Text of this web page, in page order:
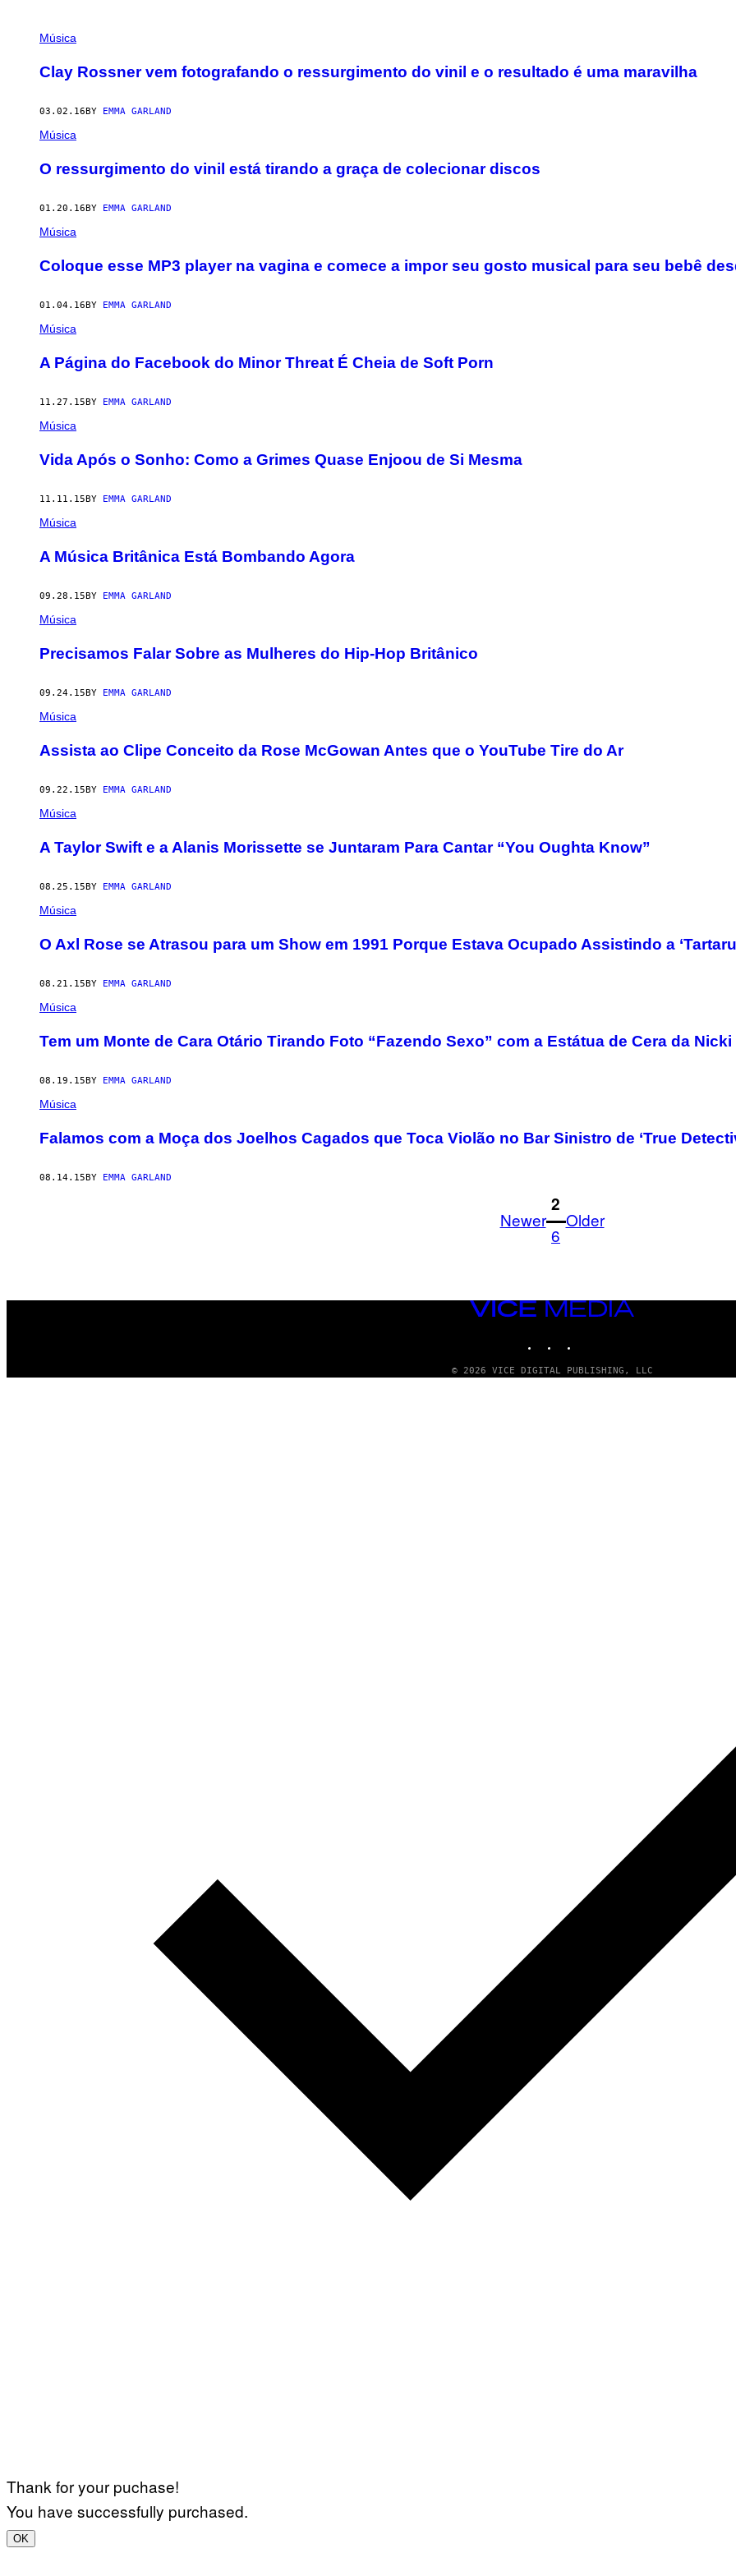
POSTS
BY
THIS
AUTHOR
Música
Clay Rossner vem fotografando o ressurgimento do vinil e o resultado é uma maravilha
03.02.16 BY EMMA GARLAND
Música
O ressurgimento do vinil está tirando a graça de colecionar discos
01.20.16 BY EMMA GARLAND
Música
Coloque esse MP3 player na vagina e comece a impor seu gosto musical para seu bebê
01.04.16 BY EMMA GARLAND
Música
A Página do Facebook do Minor Threat É Cheia de Soft Porn
11.27.15 BY EMMA GARLAND
Música
Vida Após o Sonho: Como a Grimes Quase Enjoou de Si Mesma
11.11.15 BY EMMA GARLAND
Música
A Música Britânica Está Bombando Agora
09.28.15 BY EMMA GARLAND
Música
Precisamos Falar Sobre as Mulheres do Hip-Hop Britânico
09.24.15 BY EMMA GARLAND
Música
Assista ao Clipe Conceito da Rose McGowan Antes que o YouTube Tire do Ar
09.22.15 BY EMMA GARLAND
Música
A Taylor Swift e a Alanis Morissette se Juntaram Para Cantar “You Oughta Know”
08.25.15 BY EMMA GARLAND
Música
O Axl Rose se Atrasou para um Show em 1991 Porque Estava Ocupado Assistindo a
08.21.15 BY EMMA GARLAND
Música
Tem um Monte de Cara Otário Tirando Foto “Fazendo Sexo” com a Estátua de Cera da Nicki
08.19.15 BY EMMA GARLAND
Música
Falamos com a Moça dos Joelhos Cagados que Toca Violão no Bar Sinistro de ‘True
08.14.15 BY EMMA GARLAND
Newer
1
2
6
Older
VICE
© 2026 VICE DIGITAL PUBLISHING, LLC
Thank for your puchase!
You have successfully purchased.
OK